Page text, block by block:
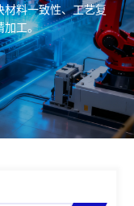
料一致性、工艺复
加工。